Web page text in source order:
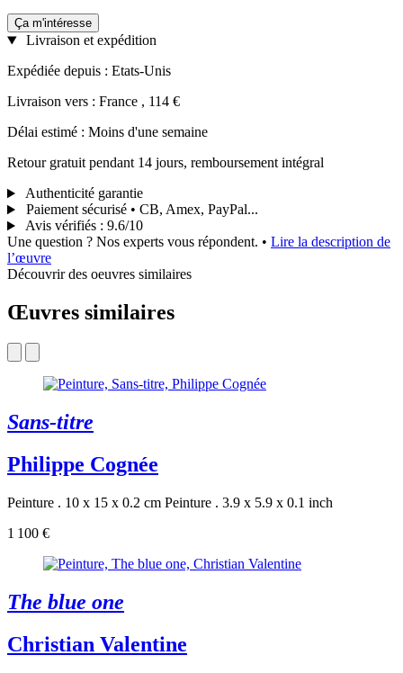
Ça m'intéresse
Livraison et expédition
Expédiée depuis : Etats-Unis
Livraison vers : France , 114 €
Délai estimé : Moins d'une semaine
Retour gratuit pendant 14 jours, remboursement intégral
Authenticité garantie
Paiement sécurisé • CB, Amex, PayPal...
Avis vérifiés : 9.6/10
Une question ? Nos experts vous répondent. • Lire la description de
l’œuvre
Découvrir des oeuvres similaires
Œuvres similaires
Sans-titre
Philippe Cognée
Peinture . 10 x 15 x 0.2 cm Peinture . 3.9 x 5.9 x 0.1 inch
1 100 €
The blue one
Christian Valentine